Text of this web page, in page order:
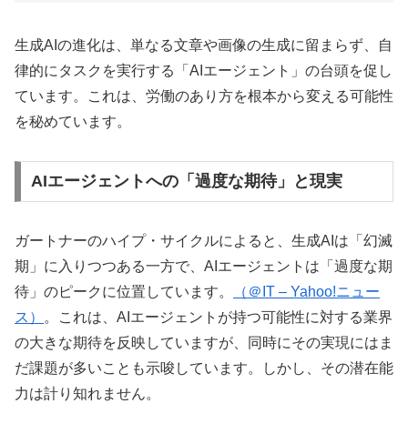
生成AIの進化は、単なる文章や画像の生成に留まらず、自
律的にタスクを実行する「AIエージェント」の台頭を促し
ています。これは、労働のあり方を根本から変える可能性
を秘めています。
AIエージェントへの「過度な期待」と現実
ガートナーのハイプ・サイクルによると、生成AIは「幻滅
期」に入りつつある一方で、AIエージェントは「過度な期
待」のピークに位置しています。
（＠IT – Yahoo!ニュー
ス）
。これは、AIエージェントが持つ可能性に対する業界
の大きな期待を反映していますが、同時にその実現にはま
だ課題が多いことも示唆しています。しかし、その潜在能
力は計り知れません。